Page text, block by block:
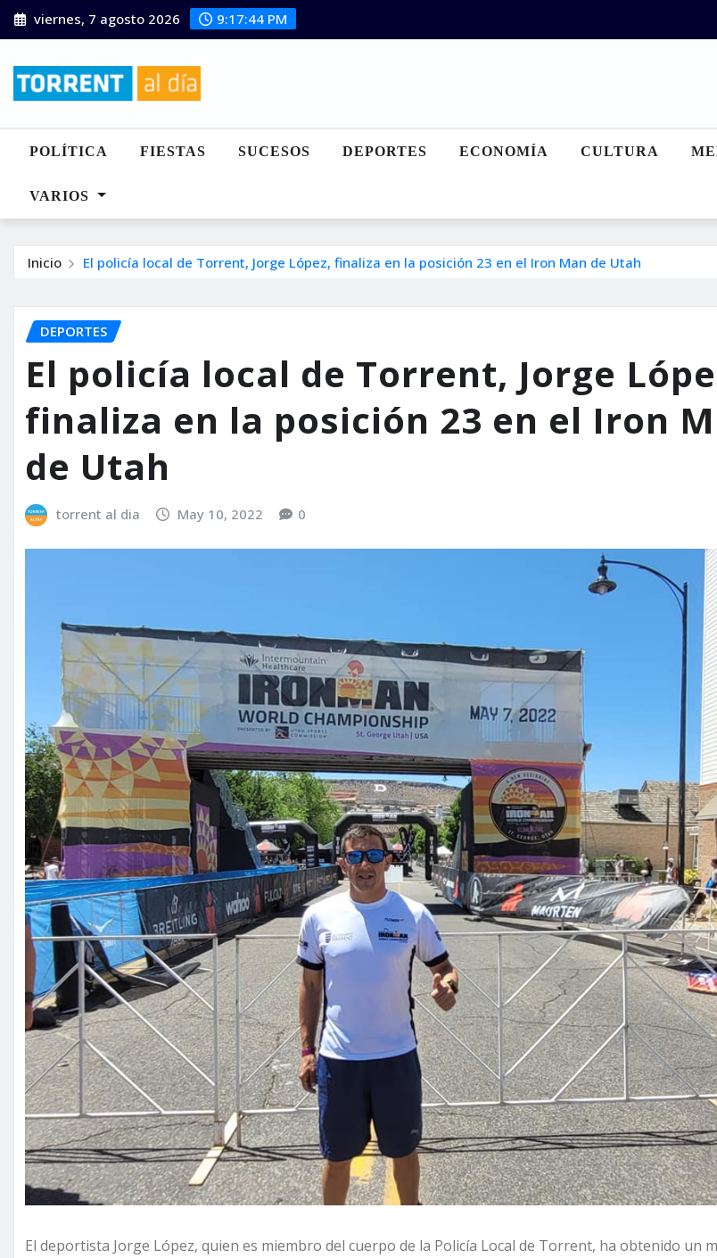
Saltar
al
viernes, 7 agosto 2026 9:17:45 PM
POLÍTICA FIESTAS SUCESOS DEPORTES ECONOMÍA CULTURA
VARIOS
Inicio El policía local de Torrent, Jorge López, finaliza en la posición 23 en el Iron Man de Utah
DEPORTES
El policía local de Torrent, Jorge
finaliza en la posición 23 en el Iron
de Utah
torrent al dia May 10, 2022 0
El deportista Jorge López, quien es miembro del cuerpo de la Policía Local de Torrent, ha obtenido un